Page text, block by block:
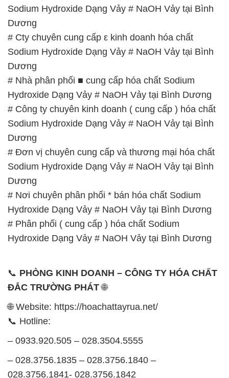
Sodium Hydroxide Dạng Vảy # NaOH Vảy tại Bình
Dương
# Cty chuyên cung cấp ε kinh doanh hóa chất
Sodium Hydroxide Dạng Vảy # NaOH Vảy tại Bình
Dương
# Nhà phân phối ■ cung cấp hóa chất Sodium
Hydroxide Dạng Vảy # NaOH Vảy tại Bình Dương
# Công ty chuyên kinh doanh ( cung cấp ) hóa chất
Sodium Hydroxide Dạng Vảy # NaOH Vảy tại Bình
Dương
# Đơn vị chuyên cung cấp và thương mại hóa chất
Sodium Hydroxide Dạng Vảy # NaOH Vảy tại Bình
Dương
# Nơi chuyên phân phối * bán hóa chất Sodium
Hydroxide Dạng Vảy # NaOH Vảy tại Bình Dương
# Phân phối ( cung cấp ) hóa chất Sodium
Hydroxide Dạng Vảy # NaOH Vảy tại Bình Dương
📞 PHÒNG KINH DOANH – CÔNG TY HÓA CHẤT
ĐẮC TRƯỜNG PHÁT🌐
🌐 Website: https://hoachattayrua.net/
📞 Hotline:
– 0933.920.505 – 028.3504.5555
– 028.3756.1835 – 028.3756.1840 –
028.3756.1841- 028.3756.1842